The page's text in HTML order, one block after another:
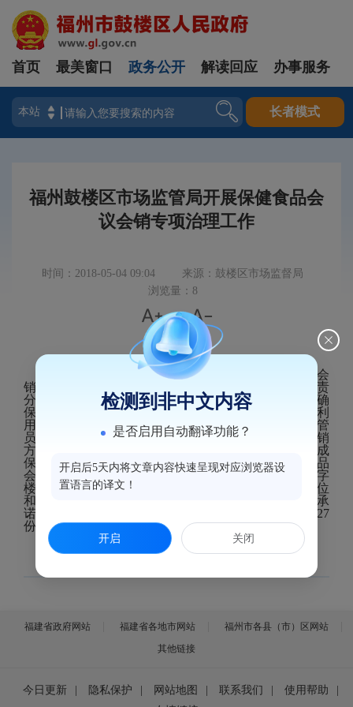
登录
首页 最美窗口 政务公开 解读回应 办事服务
长者模式
福州鼓楼区市场监管局开展保健食品会
议会销专项治理工作
时间：2018-05-04 09:04
来源：鼓楼区市场监督局
浏览量：8
 | 
一是强化组织领导。召开专题会研究保健食品会
议会
销专项治理工作方案，成立领导小组，明确各部门职责
分工
将治理成果纳入各市场监管所年终绩效考评，确
保专项整治有效推进。二是强化监管体系。充分利
用
“网格化”监管资源，积极培养和发展食品安全协管
员；强化与公安部门沟通协作，收集保健食品会议营销
方面的信息和线索；摸清保健食品会销分布情况，形成
保健食品会销单位和场所名录。经摸排，该区保健食品
会销单位和场所共44户，80%分布在宾馆、酒店、写字
楼内。三是强化执法宣传。集中约谈保健食品会销单位
和场所提供方相关负责人，签订《保健食品诚信经营承
诺书》《自觉抵制保健食品非法会议营销承诺书》27
份；严厉查处非法宣传、非法销售保健食品的行为。
福建省政府网站 福建省各地市网站
福州市各县（市）区网站
其他链接
今日更新 隐私保护 网站地图 联系我们 使用帮助
检测到非中文内容
是否启用自动翻译功能？
开启后5天内将文章内容快速呈现对应浏览器设
置语言的译文！
开启 关闭